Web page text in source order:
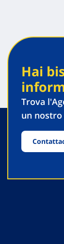
Hai
Trova
un nostro